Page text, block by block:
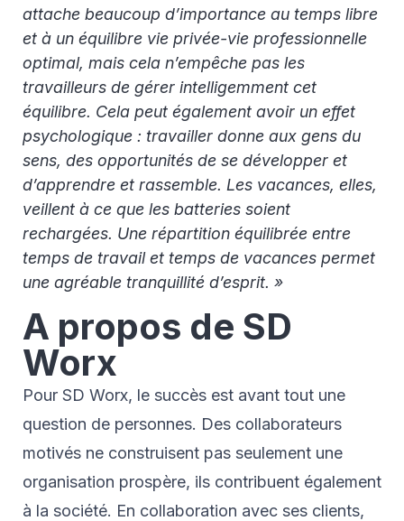
attache beaucoup d’importance au temps libre
et à un équilibre vie privée-vie professionnelle
optimal, mais cela n’empêche pas les
travailleurs de gérer intelligemment cet
équilibre. Cela peut également avoir un effet
psychologique : travailler donne aux gens du
sens, des opportunités de se développer et
d’apprendre et rassemble. Les vacances, elles,
veillent à ce que les batteries soient
rechargées. Une répartition équilibrée entre
temps de travail et temps de vacances permet
une agréable tranquillité d’esprit. »
A propos de SD
Worx
Pour SD Worx, le succès est avant tout une
question de personnes. Des collaborateurs
motivés ne construisent pas seulement une
organisation prospère, ils contribuent également
à la société. En collaboration avec ses clients,